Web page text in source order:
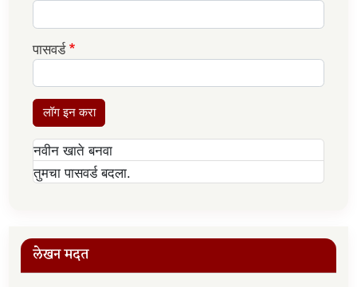
पासवर्ड
लॉग इन करा
नवीन खाते बनवा
तुमचा पासवर्ड बदला.
लेखन मदत